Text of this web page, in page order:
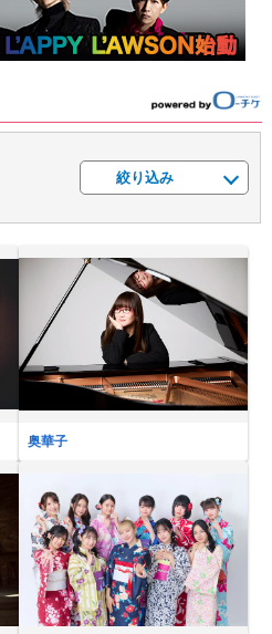
絞り込み
奥華子